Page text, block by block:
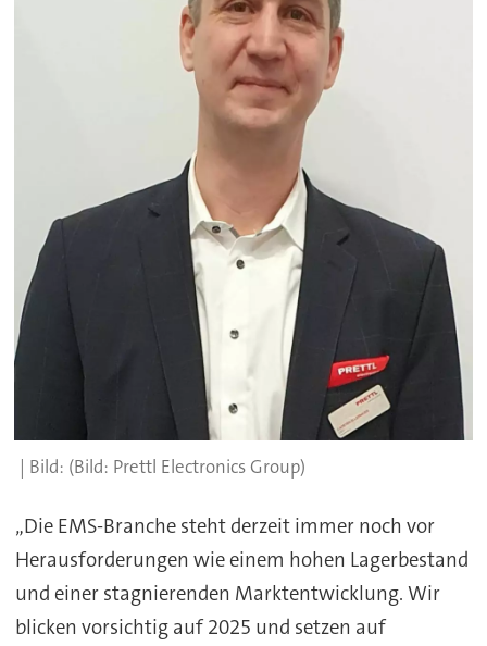
(Bild: Prettl Electronics Group)
„Die EMS-Branche steht derzeit immer noch vor
Herausforderungen wie einem hohen Lagerbestand
und einer stagnierenden Marktentwicklung. Wir
blicken vorsichtig auf 2025 und setzen auf